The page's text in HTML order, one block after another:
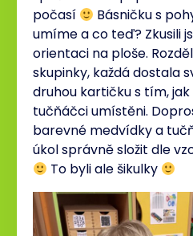
počasí
Básničku s
umíme a co teď? Zkusili
orientaci na ploše.
skupinky, každá dostala
druhou kartičku s tím,
tučňáčci umístěni.
barevné medvídky a
úkol správně složit dle
To byli ale šikulky